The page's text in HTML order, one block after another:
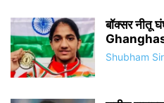
बॉक्सर नीतू
Shubham